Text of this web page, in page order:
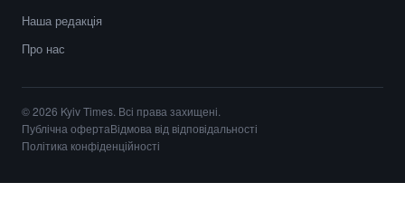
Наша редакція
Про нас
© 2026 Kyiv Times. Всі права захищені.
Публічна офертаВідмова від відповідальності
Політика конфіденційності